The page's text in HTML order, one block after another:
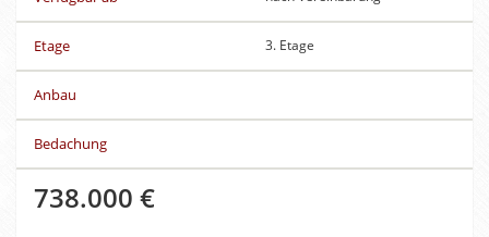
Etage 3. Etage
Anbau
Bedachung
738.000 €